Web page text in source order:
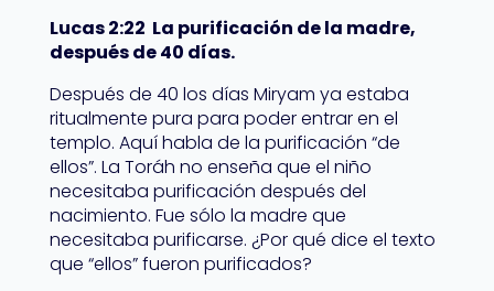
Lucas 2:22 La purificación de la madre,
después de 40 días.
Después de 40 los días Miryam ya estaba
ritualmente pura para poder entrar en el
templo. Aquí habla de la purificación “de
ellos”. La Toráh no enseña que el niño
necesitaba purificación después del
nacimiento. Fue sólo la madre que
necesitaba purificarse. ¿Por qué dice el texto
que “ellos” fueron purificados?